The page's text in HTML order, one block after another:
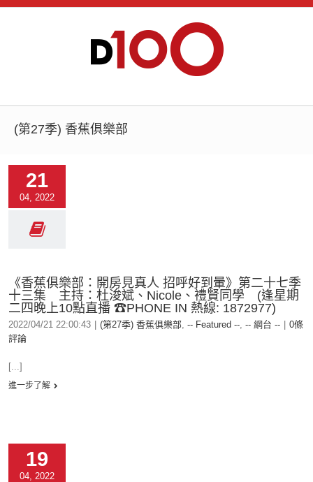
(第27季) 香蕉俱樂部
21
04, 2022
《香蕉俱樂部：開房見真人 招呼好到暈》第二十七季
十三集 主持：杜浚斌、Nicole、禮賢同學 (逢星期
二四晚上10點直播 ☎PHONE IN 熱線: 1872977)
2022/04/21 22:00:43 (第27季) 香蕉俱樂部, -- Featured --, -- 網台 --
0條
評論
[...]
進一步了解
19
04, 2022